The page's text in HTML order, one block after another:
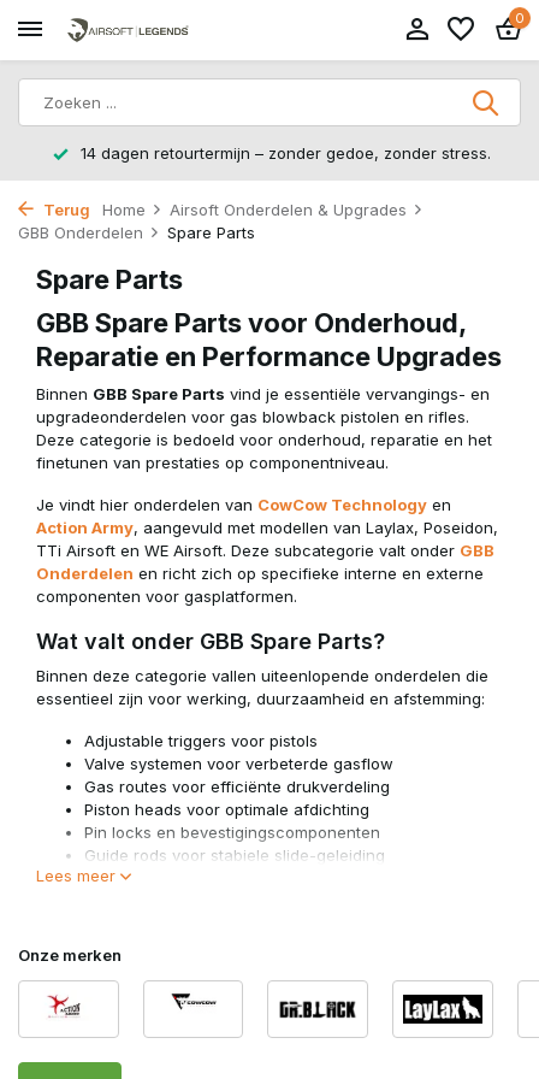
0
14 dagen retourtermijn – zonder gedoe, zonder stress.
Terug Home
Airsoft Onderdelen & Upgrades
GBB Onderdelen
Spare Parts
Spare Parts
GBB Spare Parts voor Onderhoud,
Reparatie en Performance Upgrades
Binnen GBB Spare Parts vind je essentiële vervangings- en
upgradeonderdelen voor gas blowback pistolen en rifles.
Deze categorie is bedoeld voor onderhoud, reparatie en het
finetunen van prestaties op componentniveau.
Je vindt hier onderdelen van CowCow Technology en
Action Army, aangevuld met modellen van Laylax, Poseidon,
TTi Airsoft en WE Airsoft. Deze subcategorie valt onder GBB
Onderdelen en richt zich op specifieke interne en externe
componenten voor gasplatformen.
Wat valt onder GBB Spare Parts?
Binnen deze categorie vallen uiteenlopende onderdelen die
essentieel zijn voor werking, duurzaamheid en afstemming:
Adjustable triggers voor pistols
Valve systemen voor verbeterde gasflow
Gas routes voor efficiënte drukverdeling
Piston heads voor optimale afdichting
Pin locks en bevestigingscomponenten
Guide rods voor stabiele slide-geleiding
Performance en Afstemming
Veel spare parts zijn gericht op optimalisatie. Een verstelbare
trigger kan de reset en trekkerslag verbeteren, terwijl een
routes en piston heads dragen bij aan betere afdichting en
Lees meer
Onze merken